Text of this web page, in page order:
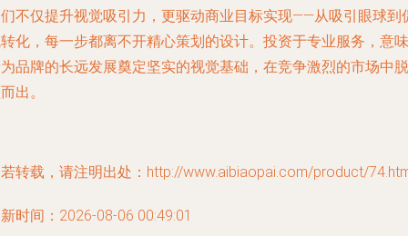
不仅提升视觉吸引力，更驱动商业目标实现——从吸引眼球到
化，每一步都离不开精心策划的设计。投资于专业服务，意味
品牌的长远发展奠定坚实的视觉基础，在竞争激烈的市场中脱
出。
转载，请注明出处：http://www.aibiaopai.com/product/
时间：2026-08-06 00:49:01